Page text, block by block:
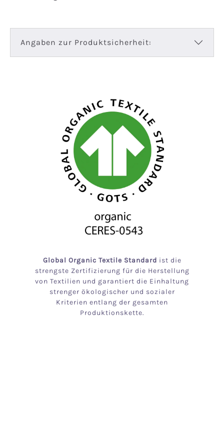
Angaben zur Produktsicherheit:
Global Organic Textile Standard ist die
strengste Zertifizierung für die Herstellung
von Textilien und garantiert die Einhaltung
strenger ökologischer und sozialer
Kriterien entlang der gesamten
Produktionskette.